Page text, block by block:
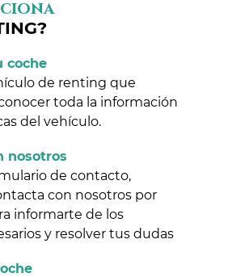
coche
de renting que
toda la información
del vehículo.
nosotros
de contacto,
con nosotros por
informarte de los
y resolver tus dudas